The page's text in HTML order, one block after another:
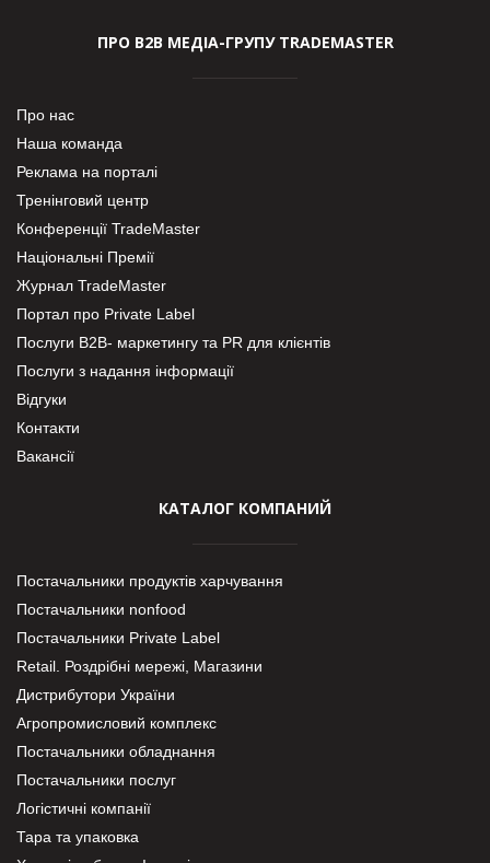
ПРО В2В МЕДІА-ГРУПУ TRADEMASTER
Про нас
Наша команда
Реклама на порталі
Тренінговий центр
Конференції TradeMaster
Національні Премії
Журнал TradeMaster
Портал про Private Label
Послуги В2В- маркетингу та PR для клієнтів
Послуги з надання інформації
Відгуки
Контакти
Вакансії
КАТАЛОГ КОМПАНИЙ
Постачальники продуктів харчування
Постачальники nonfood
Постачальники Private Label
Retail. Роздрібні мережі, Магазини
Дистрибутори України
Агропромисловий комплекс
Постачальники обладнання
Постачальники послуг
Логістичні компанії
Тара та упаковка